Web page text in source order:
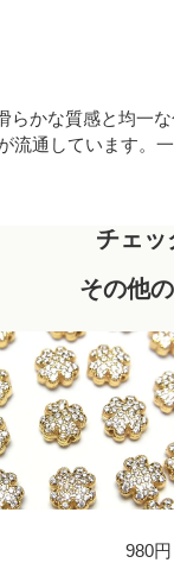
らかな質感と均一
流通しています。
チェッ
その他
980円